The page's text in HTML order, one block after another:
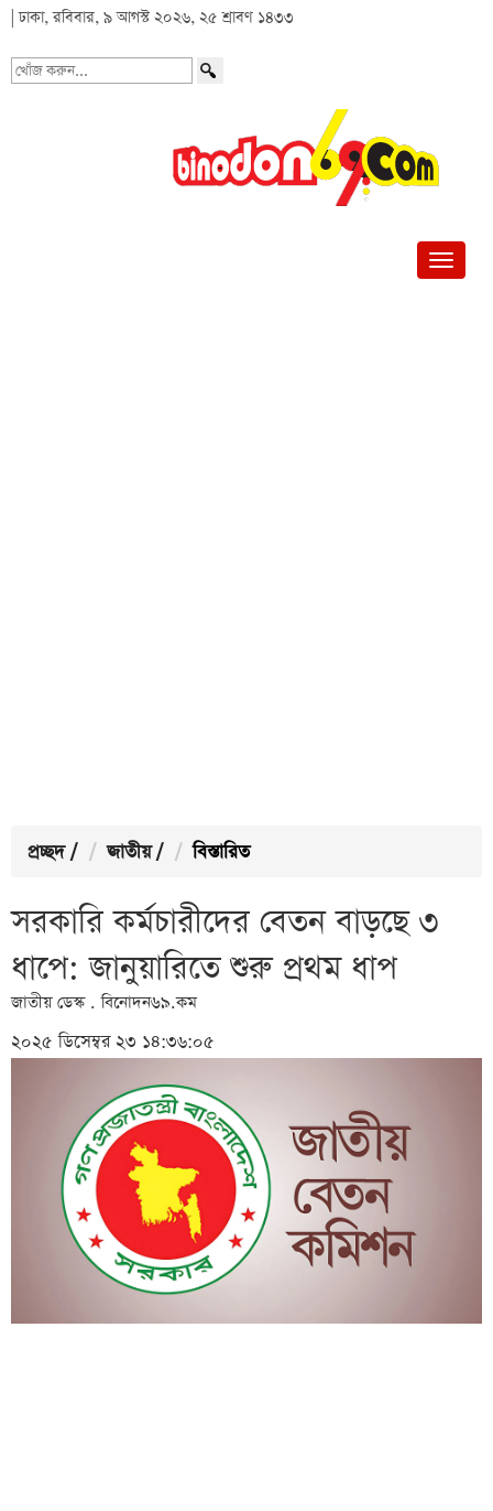
| ঢাকা, রবিবার, ৯ আগস্ট ২০২৬, ২৫ শ্রাবণ ১৪৩৩
খোঁজ
প্রচ্ছদ / জাতীয় / বিস্তারিত
সরকারি কর্মচারীদের বেতন বাড়ছে ৩
ধাপে: জানুয়ারিতে শুরু প্রথম ধাপ
জাতীয় ডেস্ক . বিনোদন৬৯.কম
২০২৫ ডিসেম্বর ২৩ ১৪:৩৬:০৫